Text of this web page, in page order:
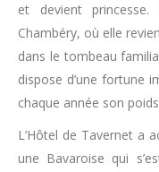
et devient
Chambéry, où elle
dans le tombeau
dispose d’une fortune
chaque année son
L’Hôtel de Tavernet a
une Bavaroise qui